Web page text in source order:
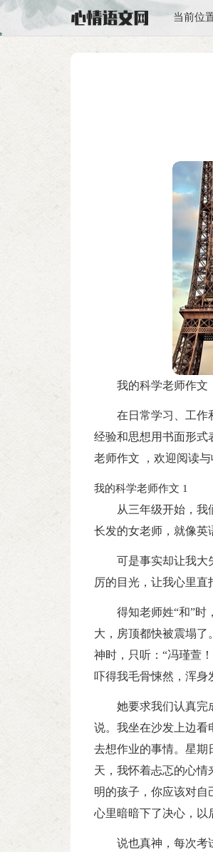
当前位
我的科学老师作文
在日常学习、工作
经验和思想用书面形式
老师作文 ，欢迎阅读与
我的科学老师作文 1
从三年级开始，
长发的女老师，就像英
可是事实却让我大
厉的目光，让我心里直
得知老师姓“和”时
大，房顶都快被震塌了
神时，只听：“冯瑾萱
吓得我毛骨悚然，浑身
她要求我们认真完
说。我坐在沙发上边看
去想作业的事情。星期
天，我怀着忐忑的心情
明的孩子，你应该对自
心里暗暗下了决心，以
说也真神，每次考